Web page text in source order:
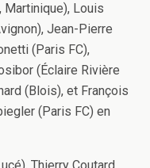
Martinique), Louis
Jean-Pierre
(Paris FC),
(Éclaire Rivière
(Blois), et François
(Paris FC) en